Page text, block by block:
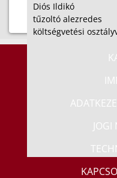
Diós Ildikó
tűzoltó alezredes
költségvetési